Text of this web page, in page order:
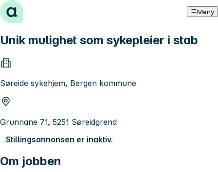
Hopp til innhold Meny
Unik mulighet som sykepleier i stab
Søreide sykehjem, Bergen kommune
Grunnane 71, 5251 Søreidgrend
Stillingsannonsen er inaktiv.
Om jobben